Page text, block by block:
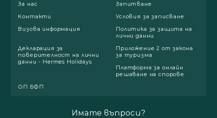
За нас
Запитване
Контакти
Условия за записване
Визова информация
Политика за защита на
лични данни
Декларация за
поверителност на лични
данни - Hermes Holidays
Приложение 2 от закона
за туризма
Платформа за онлайн
решаване на спорове
ОП БФП
Имате въпроси?